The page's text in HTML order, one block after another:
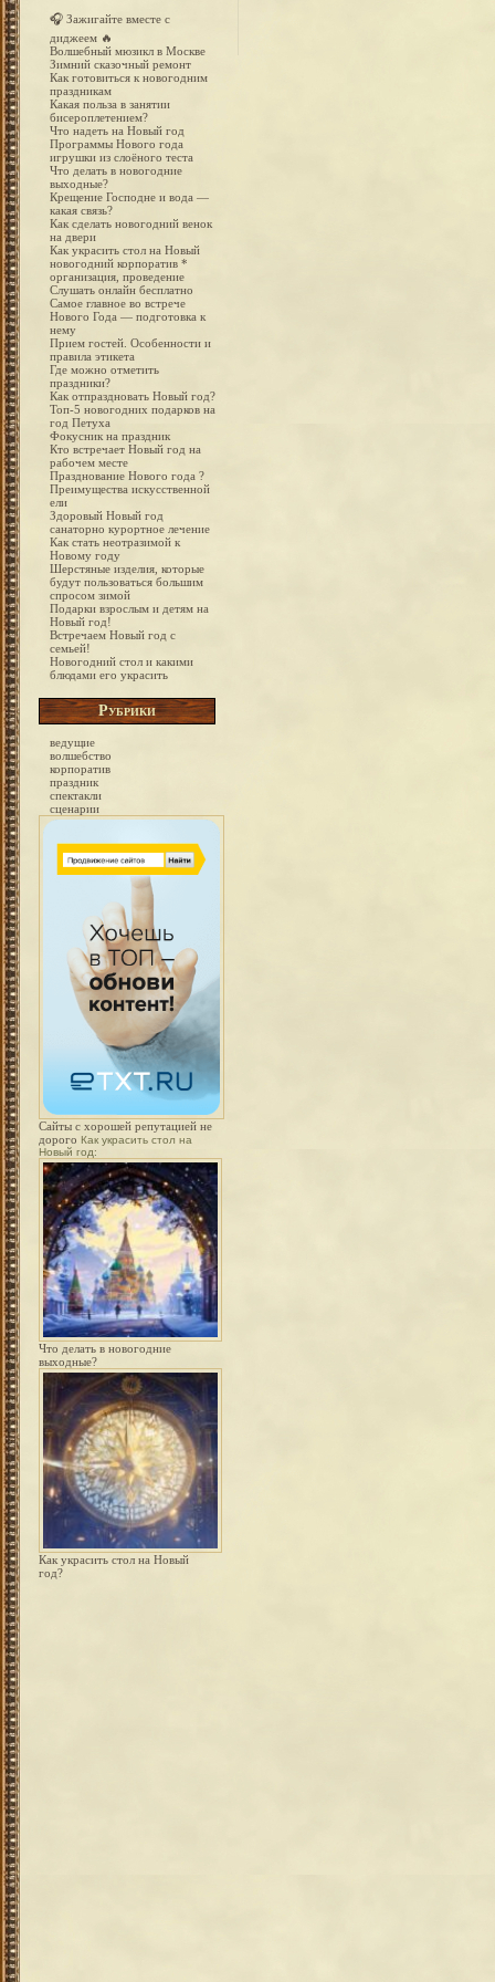
🎧 Зажигайте вместе с
диджеем 🔥
Волшебный мюзикл в Москве
Зимний сказочный ремонт
Как готовиться к новогодним
праздникам
Какая польза в занятии
бисероплетением?
Что надеть на Новый год
Программы Нового года
игрушки из слоёного теста
Что делать в новогодние
выходные?
Крещение Господне и вода —
какая связь?
Как сделать новогодний венок
на двери
Как украсить стол на Новый
новогодний корпоратив *
организация, проведение
Слушать онлайн бесплатно
Самое главное во встрече
Нового Года — подготовка к
нему
Прием гостей. Особенности и
правила этикета
Где можно отметить
праздники?
Как отпраздновать Новый год?
Топ-5 новогодних подарков на
год Петуха
Фокусник на праздник
Кто встречает Новый год на
рабочем месте
Празднование Нового года ?
Преимущества искусственной
ели
Здоровый Новый год
санаторно курортное лечение
Как стать неотразимой к
Новому году
Шерстяные изделия, которые
будут пользоваться большим
спросом зимой
Подарки взрослым и детям на
Новый год!
Встречаем Новый год с
семьей!
Новогодний стол и какими
блюдами его украсить
Рубрики
ведущие
волшебство
корпоратив
праздник
спектакли
сценарии
Сайты с хорошей репутацией не
дорого Как украсить стол на
Новый год:
Что делать в новогодние
выходные?
Как украсить стол на Новый
год?